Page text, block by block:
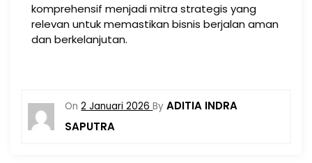
komprehensif menjadi mitra strategis yang
relevan untuk memastikan bisnis berjalan aman
dan berkelanjutan.
On2 Januari 2026 ByADITIA INDRA
SAPUTRA